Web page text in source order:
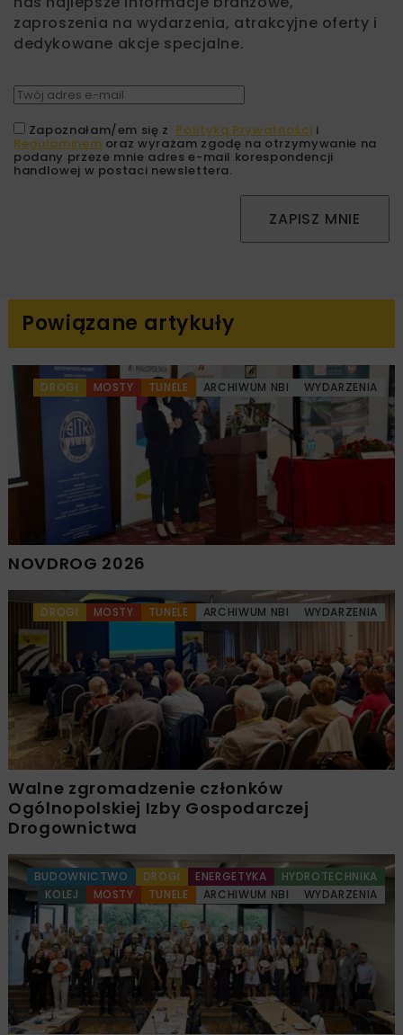
zaproszenia na wydarzenia, atrakcyjne oferty i
dedykowane akcje specjalne.
Zapoznałam/em się z Polityką Prywatności i
Regulaminem oraz wyrażam zgodę na otrzymywanie na
podany przeze mnie adres e-mail korespondencji
handlowej w postaci newslettera.
ZAPISZ MNIE
Powiązane artykuły
DROGI MOSTY TUNELE ARCHIWUM NBI WYDARZENIA
NOVDROG 2026
DROGI MOSTY TUNELE ARCHIWUM NBI WYDARZENIA
Walne zgromadzenie członków
Ogólnopolskiej Izby Gospodarczej
Drogownictwa
BUDOWNICTWO DROGI ENERGETYKA
HYDROTECHNIKA
KOLEJ
MOSTY TUNELE ARCHIWUM NBI WYDARZENIA